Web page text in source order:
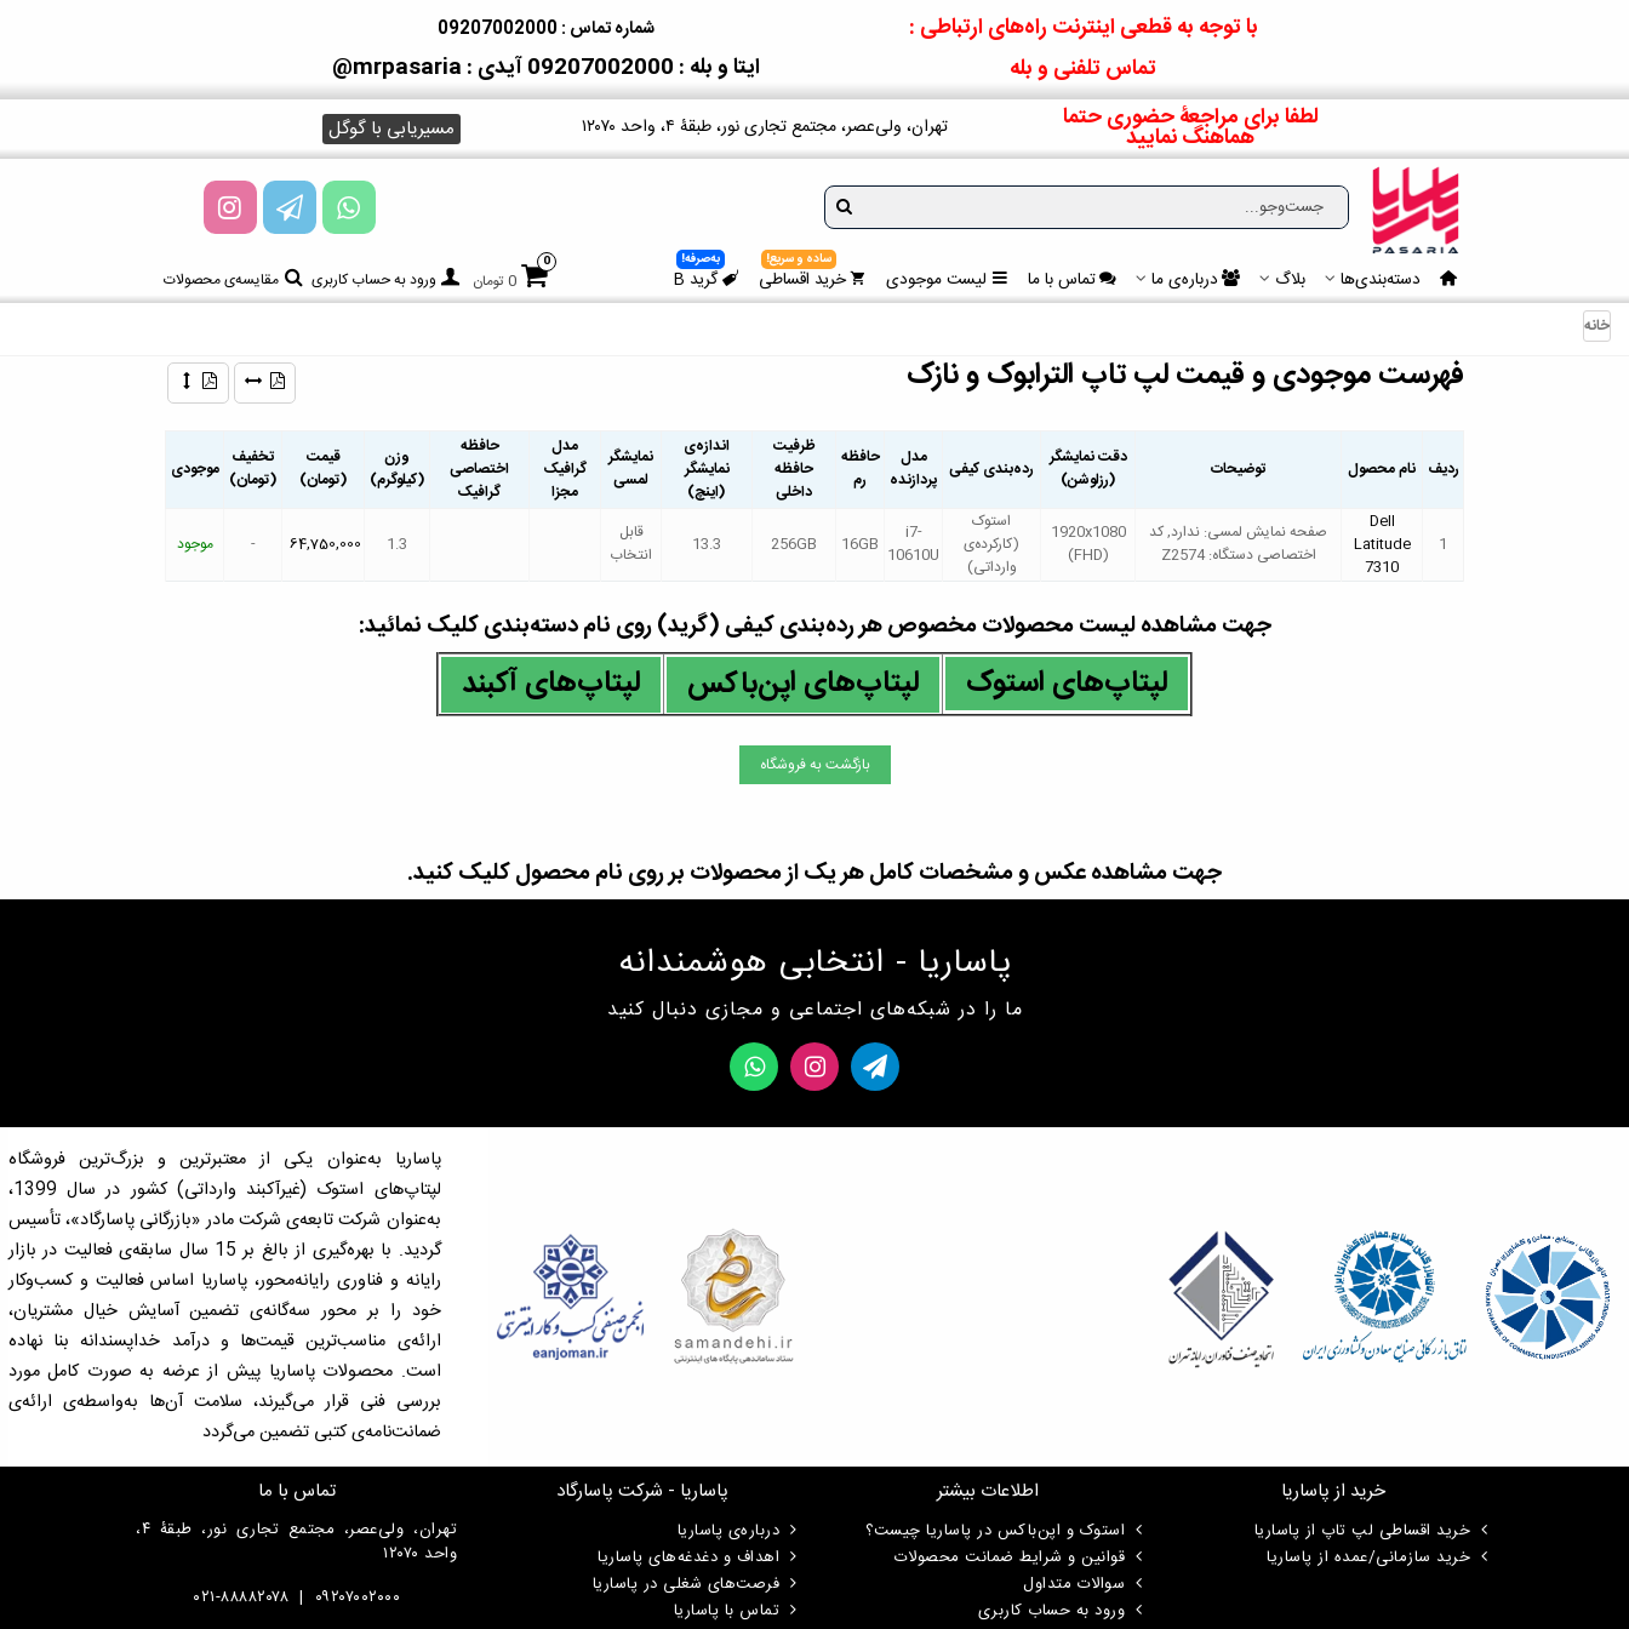
با توجه به قطعی اینترنت راه‌های ارتباطی :
تماس تلفنی و بله
شماره تماس : 09207002000
ایتا و بله : 09207002000
آیدی : mrpasaria@
لطفا برای مراجعۀ حضوری حتما
هماهنگ نمایید تهران، ولی‌عصر، مجتمع تجاری نور، طبقۀ ۴، واحد ۱۲۰۷۰ مسیریابی با گوگل
دسته‌بندی‌ها بلاگ درباره‌ی ما تماس با ما لیست موجودی خرید اقساطی
ساده و سریع!
گرید B
به‌صرفه! 0
0 تومان ورود به حساب کاربری
مقایسه‌ی محصولات
خانه
فهرست موجودی و قیمت‌ لپ تاپ الترابوک و نازک
ردیف نام محصول توضیحات
دقت نمایشگر
(رزلوشن)
رده‌بندی کیفی
مدل
پردازنده
حافظه
رم
ظرفیت
حافظه
داخلی
اندازه‌ی
نمایشگر
(اینچ)
نمایشگر
لمسی
مدل
گرافیک
مجزا
حافظه
اختصاصی
گرافیک
وزن
(کیلوگرم)
قیمت
(تومان)
تخفیف
(تومان) موجودی
1
Dell
Latitude
7310
صفحه نمایش لمسی: ندارد, کد
اختصاصی دستگاه: Z2574
1920x1080
(FHD)
استوک
(کارکرده‌ی
وارداتی)
i7-
10610U
16GB
256GB
13.3
قابل
انتخاب
1.3
64,750,000
- موجود
جهت مشاهده لیست محصولات مخصوص هر رده‌بندی کیفی (گرید) روی نام دسته‌بندی‌ کلیک نمائید:
لپتاپ‌های استوک لپتاپ‌های اپن‌باکس لپتاپ‌های آکبند
بازگشت به فروشگاه
جهت مشاهده عکس و مشخصات کامل هر یک از محصولات بر روی نام محصول کلیک کنید.
پاساریا - انتخابی هوشمندانه
ما را در شبکه‌های اجتماعی و مجازی دنبال کنید
پاساریا به‌عنوان یکی از معتبرترین و بزرگ‌ترین فروشگاه
لپتاپ‌های استوک (غیرآکبند وارداتی) کشور در سال 1399،
به‌عنوان شرکت تابعه‌ی شرکت مادر «بازرگانی پاسارگاد»، تأسیس
گردید. با بهره‌گیری از بالغ بر 15 سال سابقه‌ی فعالیت در بازار
رایانه و فناوری رایانه‌محور، پاساریا اساس فعالیت و کسب‌وکار
خود را بر محور سه‌گانه‌ی تضمین آسایش خیال مشتریان،
ارائه‌ی مناسب‌ترین قیمت‌ها و درآمد خداپسندانه بنا نهاده
است. محصولات پاساریا پیش از عرضه به صورت کامل مورد
بررسی فنی قرار می‌گیرند، سلامت آن‌ها به‌واسطه‌ی ارائه‌ی
ضمانت‌نامه‌ی کتبی تضمین می‌گردد
خرید از پاساریا
خرید اقساطی لپ تاپ از پاساریا
خرید سازمانی/عمده از پاساریا
اطلاعات بیشتر
استوک و اپن‌باکس در پاساریا چیست؟
قوانین و شرایط ضمانت محصولات
سوالات متداول
ورود به حساب کاربری
پاساریا - شرکت پاسارگاد
درباره‌ی پاساریا
اهداف و دغدغه‌های پاساریا
فرصت‌های شغلی در پاساریا
تماس با پاساریا
تماس با ما
تهران، ولی‌عصر، مجتمع تجاری نور، طبقۀ ۴،
واحد ۱۲۰۷۰
۰۹۲۰۷۰۰۲۰۰۰ | ۰۲۱-۸۸۸۸۲۰۷۸